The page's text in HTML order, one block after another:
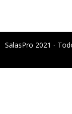
SalasPro 2021 -